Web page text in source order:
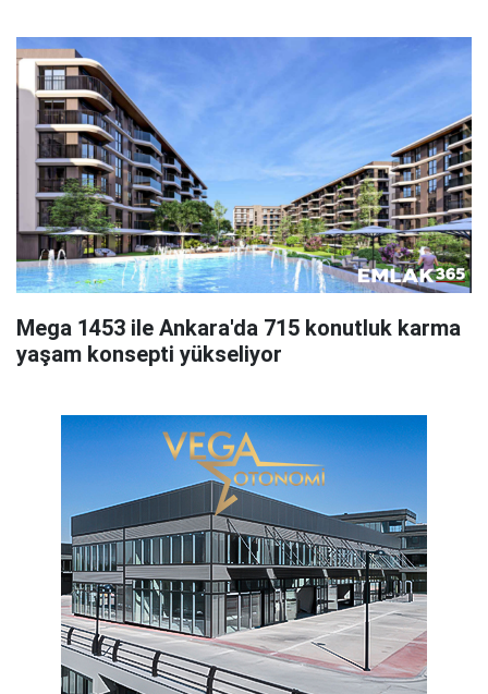
Mega 1453 ile Ankara'da 715 konutluk karma
yaşam konsepti yükseliyor